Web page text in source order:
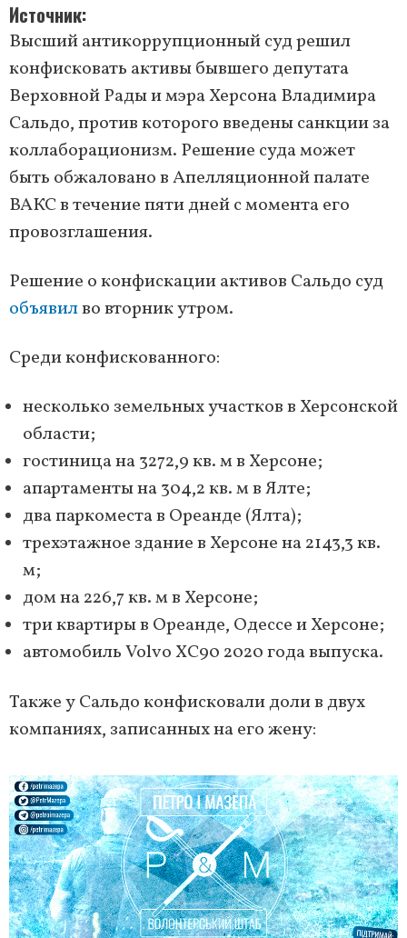
Источник
Высший антикоррупционный суд решил
конфисковать активы бывшего депутата
Верховной Рады и мэра Херсона Владимира
Сальдо, против которого введены санкции за
коллаборационизм. Решение суда может
быть обжаловано в Апелляционной палате
ВАКС в течение пяти дней с момента его
провозглашения.
Решение о конфискации активов Сальдо суд
объявилво вторник утром.
Среди конфискованного:
несколько земельных участков в Херсонской
области;
гостиница на 3272,9 кв. м в Херсоне;
апартаменты на 304,2 кв. м в Ялте;
два паркоместа в Ореанде (Ялта);
трехэтажное здание в Херсоне на 2143,3 кв.
м;
дом на 226,7 кв. м в Херсоне;
три квартиры в Ореанде, Одессе и Херсоне;
автомобиль Volvo XC90 2020 года выпуска.
Также у Сальдо конфисковали доли в двух
компаниях, записанных на его жену: